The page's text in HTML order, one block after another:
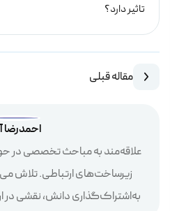
تاثیر دارد؟
مقاله قبلی
احمدرضا
علاقه‌مند به مباحث تخصصی در
زیرساخت‌های ارتباطی. تلاش
به‌اشتراک‌گذاری دانش، نقشی در